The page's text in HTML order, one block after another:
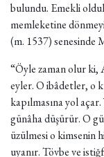
bulundu. Emekli
memleketine
(m. 1537) senesinde
“Öyle zaman olur ki,
eyler. O ibâdetler, o
kapılmasına yol
günâha düşürür. O
üzülmesi o kimsenin
uyanır. Tövbe ve